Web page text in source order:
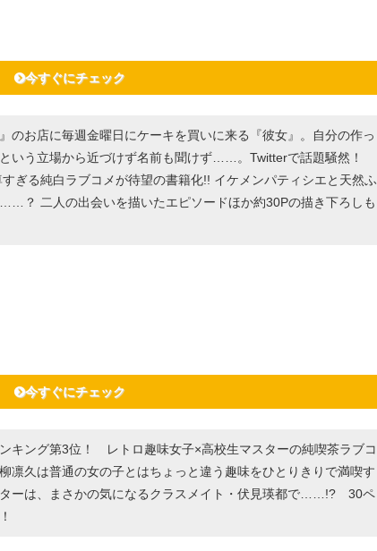
今すぐにチェック
のお店に毎週金曜日にケーキを買いに来る『彼女』。自分の作っ
いう立場から近づけず名前も聞けず……。Twitterで話題騒然！
ぎる純白ラブコメが待望の書籍化!! イケメンパティシエと天然ふ
？ 二人の出会いを描いたエピソードほか約30Pの描き下ろしも
今すぐにチェック
キング第3位！ レトロ趣味女子×高校生マスターの純喫茶ラブコ
久は普通の女の子とはちょっと違う趣味をひとりきりで満喫す
ーは、まさかの気になるクラスメイト・伏見瑛都で……!? 30ペ